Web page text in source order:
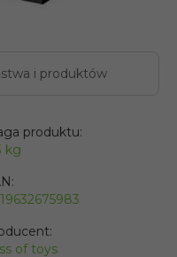
i produktów
produktu:
kg
of toys